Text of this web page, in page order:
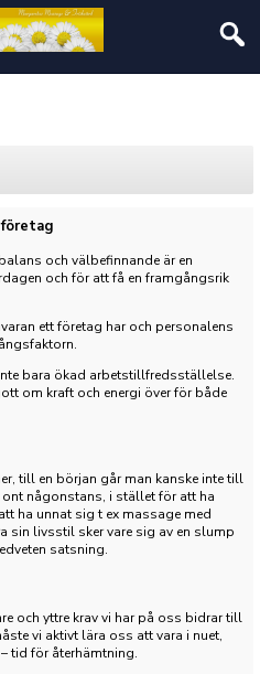
och välbefinnande är en
och för att få en framgångsrik
ett företag har och personalens
bara ökad arbetstillfredsställelse.
om kraft och energi över för både
till en början går man kanske inte till
någonstans, i stället för att ha
ha unnat sig t ex massage med
sin livsstil sker vare sig av en slump
satsning.
och yttre krav vi har på oss bidrar till
vi aktivt lära oss att vara i nuet,
tid för återhämtning.